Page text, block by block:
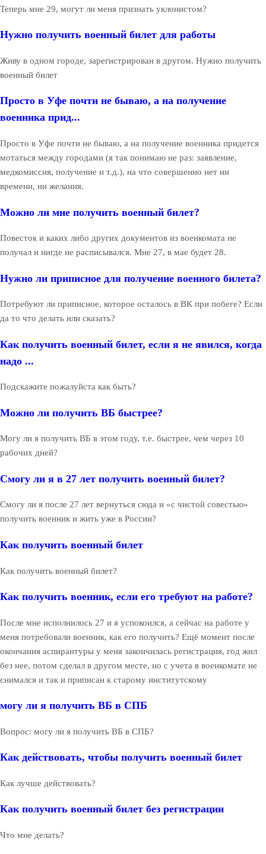
Теперь мне 29, могут ли меня признать уклонистом?
Нужно получить военный билет для работы
Живу в одном городе, зарегистрирован в другом. Нужно получить
военный билет
Просто в Уфе почти не бываю, а на получение
военника прид...
Просто в Уфе почти не бываю, а на получение военника придется
мотаться между городами (я так понимаю не раз: заявление,
медкомиссия, получение и т.д.), на что совершенно нет ни
времени, ни желания.
Можно ли мне получить военный билет?
Повесток и каких либо других документов из военкомата не
получал и нигде не расписывался. Мне 27, в мае будет 28.
Нужно ли приписное для получение военного билета?
Потребуют ли приписное, которое осталось в ВК при побеге? Если
да то что делать или сказать?
Как получить военный билет, если я не явился, когда
надо ...
Подскажите пожалуйста как быть?
Можно ли получить ВБ быстрее?
Могу ли я получить ВБ в этом году, т.е. быстрее, чем через 10
рабочих дней?
Смогу ли я в 27 лет получить военный билет?
Смогу ли я после 27 лет вернуться сюда и «с чистой совестью»
получить военник и жить уже в России?
Как получить военный билет
Как получить военный билет?
Как получить военник, если его требуют на работе?
После мне исполнилось 27 и я успокоился, а сейчас на работе у
меня потребовали военник, как его получить? Ещё момент после
окончания аспирантуры у меня закончилась регистрация, год жил
без нее, потом сделал в другом месте, но с учета в военкомате не
снимался и так и приписан к старому институтскому
могу ли я получить ВБ в СПБ
Вопрос: могу ли я получить ВБ в СПБ?
Как действовать, чтобы получить военный билет
Как лучше действовать?
Как получить военный билет без регистрации
Что мне делать?